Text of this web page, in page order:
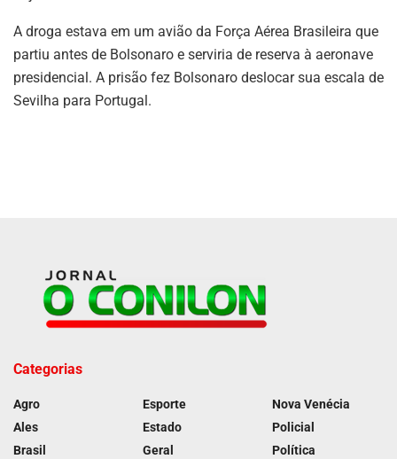
A droga estava em um avião da Força Aérea Brasileira que
partiu antes de Bolsonaro e serviria de reserva à aeronave
presidencial. A prisão fez Bolsonaro deslocar sua escala de
Sevilha para Portugal.
Categorias
Agro
Ales
Brasil
Esporte
Estado
Geral
Nova Venécia
Policial
Política